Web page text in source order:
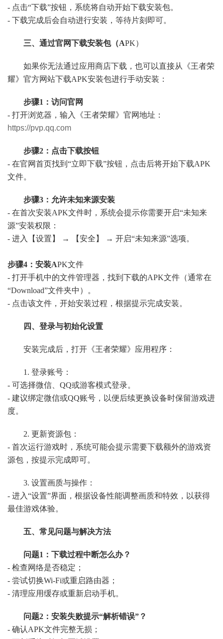
- 点击“下载”按钮，系统将自动开始下载安装包。
- 下载完成后会自动进行安装，等待片刻即可。
三、通过官网下载安装包（APK）
如果你无法通过应用商店下载，也可以直接从《王者荣
耀》官方网站下载APK安装包进行手动安装：
步骤1：访问官网
- 打开浏览器，输入《王者荣耀》官网地址：
https://pvp.qq.com
步骤2：点击下载按钮
- 在官网首页找到“立即下载”按钮，点击后将开始下载APK
文件。
步骤3：允许未知来源安装
- 在首次安装APK文件时，系统会提示你需要开启“未知来
源”安装权限：
- 进入【设置】 → 【安全】 → 开启“未知来源”选项。
步骤4：安装APK文件
- 打开手机中的文件管理器，找到下载的APK文件（通常在
“Download”文件夹中）。
- 点击该文件，开始安装过程，根据提示完成安装。
四、登录与初始化设置
安装完成后，打开《王者荣耀》应用程序：
1. 登录账号：
- 可选择微信、QQ或游客模式登录。
- 建议绑定微信或QQ账号，以便后续更换设备时保留游戏进
度。
2. 更新资源包：
- 首次运行游戏时，系统可能会提示需要下载额外的游戏资
源包，按提示完成即可。
3. 设置画质与操作：
- 进入“设置”界面，根据设备性能调整画质和特效，以获得
最佳游戏体验。
五、常见问题与解决方法
问题1：下载过程中断怎么办？
- 检查网络是否稳定；
- 尝试切换Wi-Fi或重启路由器；
- 清理应用缓存或重新启动手机。
问题2：安装失败提示“解析错误”？
- 确认APK文件完整无损；